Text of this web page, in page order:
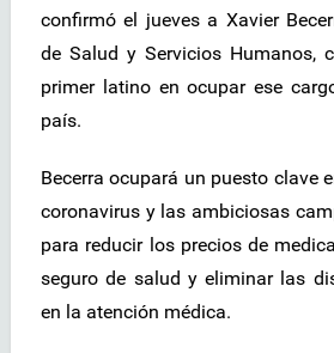
confirmó el jueves a Xavier
de Salud y Servicios Humanos,
primer latino en ocupar ese
país.
Becerra ocupará un puesto clave
coronavirus y las ambiciosas
para reducir los precios de
seguro de salud y eliminar las
en la atención médica.